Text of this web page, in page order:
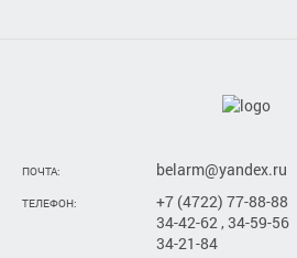
ПОЧТА: belarm@yandex.ru
ТЕЛЕФОН:
+7 (4722) 77-88-88
34-42-62 , 34-59-56
34-21-84